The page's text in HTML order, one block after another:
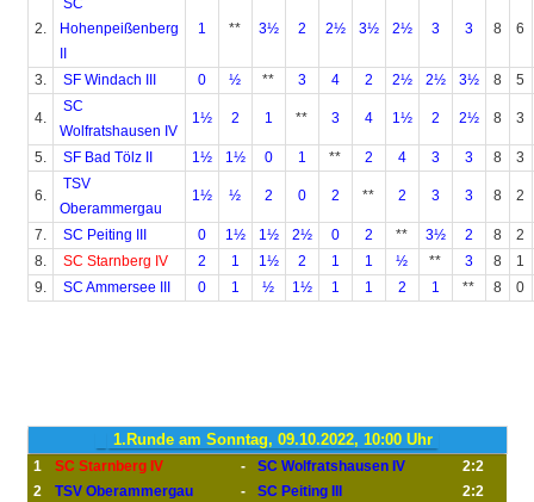
2.
SC
Hohenpeißenberg
1 ** 3½ 2 2½ 3½ 2½ 3 3 8 6
3. SF Windach III 0 ½ ** 3 4 2 2½ 2½ 3½ 8 5
4.
SC
Wolfratshausen IV
1½ 2 1 ** 3 4 1½ 2 2½ 8 3
5. SF Bad Tölz II 1½ 1½ 0 1 ** 2 4 3 3 8 3
6.
TSV
Oberammergau
1½ ½ 2 0 2 ** 2 3 3 8 2
7. SC Peiting III 0 1½ 1½ 2½ 0 2 ** 3½ 2 8
2
8.
SC Starnberg IV 2 1 1½ 2 1 1 ½ ** 3 8
1
9.
SC Ammersee III 0 1 ½ 1½ 1 1 2 1 ** 8 0
1.Runde am Sonntag, 09.10.2022, 10:00 Uhr
1 SC Starnberg IV - SC Wolfratshausen IV
2:2
2
TSV Oberammergau - SC Peiting III
2:2